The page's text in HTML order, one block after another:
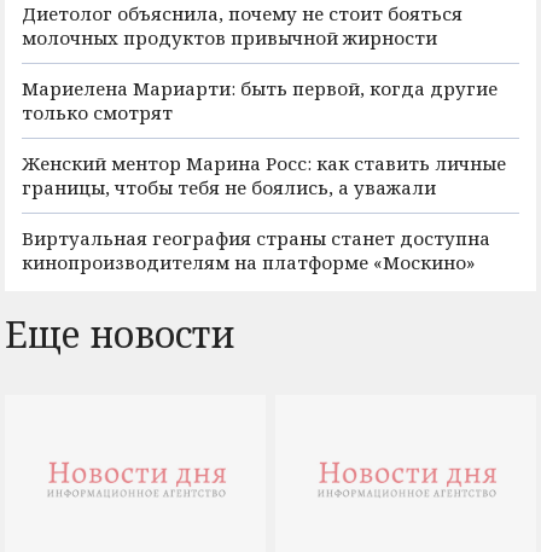
Диетолог объяснила, почему не стоит бояться
молочных продуктов привычной жирности
Мариелена Мариарти: быть первой, когда другие
только смотрят
Женский ментор Марина Росс: как ставить личные
границы, чтобы тебя не боялись, а уважали
Виртуальная география страны станет доступна
кинопроизводителям на платформе «Москино»
Еще новости